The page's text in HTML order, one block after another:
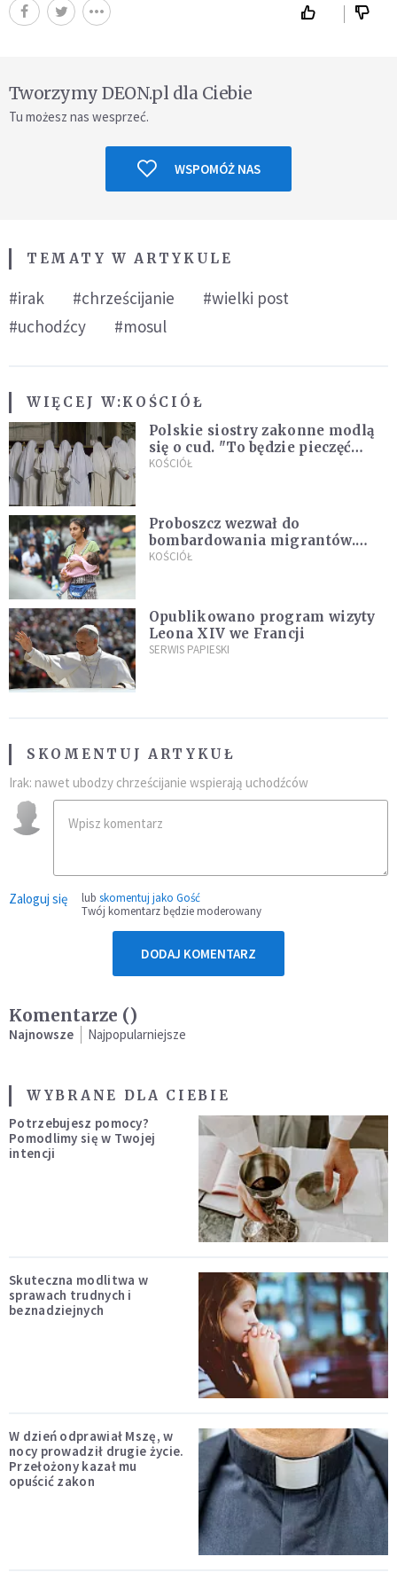
Tworzymy DEON.pl dla Ciebie
Tu możesz nas wesprzeć.
WSPOMÓŻ NAS
TEMATY W ARTYKULE
#irak #chrześcijanie
#wielki post
#uchodźcy
#mosul
WIĘCEJ W:KOŚCIÓŁ
Polskie siostry zakonne modlą
się o cud. "To będzie pieczęć
Pana Boga dla naszej wiary"
KOŚCIÓŁ
Proboszcz wezwał do
bombardowania migrantów.
"Masowy ogień przeciwko
KOŚCIÓŁ
Opublikowano program wizyty
Leona XIV we Francji
SERWIS PAPIESKI
SKOMENTUJ ARTYKUŁ
Irak: nawet ubodzy chrześcijanie wspierają uchodźców
Zaloguj się lub skomentuj jako Gość
Twój komentarz będzie moderowany
DODAJ KOMENTARZ
Komentarze ()
Najnowsze Najpopularniejsze
WYBRANE DLA CIEBIE
Potrzebujesz pomocy?
Pomodlimy się w Twojej
intencji
Skuteczna modlitwa w
sprawach trudnych i
beznadziejnych
W dzień odprawiał Mszę, w
nocy prowadził drugie życie.
Przełożony kazał mu
opuścić zakon